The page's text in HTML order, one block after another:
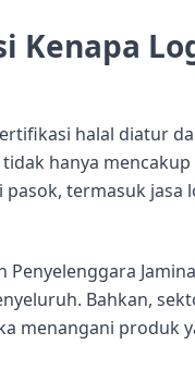
Kenapa
halal diatur
tidak hanya
termasuk jasa
Penyelenggara
Bahkan,
menangani produk